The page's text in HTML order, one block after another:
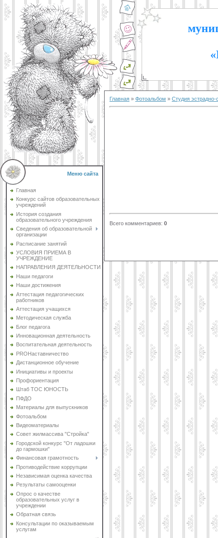
Меню сайта
Главная
Конкурс сайтов образовательных
учреждений
История создания
образовательного учреждения
Сведения об образовательной
организации
Расписание занятий
УСЛОВИЯ ПРИЕМА В
УЧРЕЖДЕНИЕ
НАПРАВЛЕНИЯ ДЕЯТЕЛЬНОСТИ
Наши педагоги
Наши достижения
Аттестация педагогических
работников
Аттестация учащихся
Методическая служба
Блог педагога
Инновационная деятельность
Воспитательная деятельность
PROНаставничество
Дистанционное обучение
Инициативы и проекты
Профориентация
Штаб ТОС ЮНОСТЬ
ПФДО
Материалы для выпускников
Фотоальбом
Видеоматериалы
Совет жилмассива "Стройка"
Городской конкурс "От ладошки
до гармошки"
Финансовая грамотность
Противодействие коррупции
Независимая оценка качества
Результаты самооценки
Опрос о качестве
образовательных услуг в
учреждении
Обратная связь
Консультации по оказываемым
услугам
Главная » Фотоальбом » Студия эстрадно-
Всего комментариев: 0